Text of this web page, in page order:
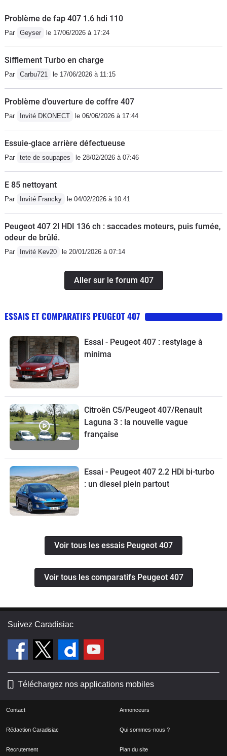
Problème de fap 407 1.6 hdi 110
Par Geyser le 17/06/2026 à 17:24
Sifflement Turbo en charge
Par Carbu721 le 17/06/2026 à 11:15
Problème d'ouverture de coffre 407
Par Invité DKONECT le 06/06/2026 à 17:44
Essuie-glace arrière défectueuse
Par tete de soupapes le 28/02/2026 à 07:46
E 85 nettoyant
Par Invité Francky le 04/02/2026 à 10:41
Peugeot 407 2l HDI 136 ch : saccades moteurs, puis fumée,
odeur de brûlé.
Par Invité Kev20 le 20/01/2026 à 07:14
Aller sur le forum 407
ESSAIS ET COMPARATIFS PEUGEOT 407
Essai - Peugeot 407 : restylage à
minima
Citroën C5/Peugeot 407/Renault
Laguna 3 : la nouvelle vague
française
Essai - Peugeot 407 2.2 HDi bi-turbo
: un diesel plein partout
Voir tous les essais Peugeot 407
Voir tous les comparatifs Peugeot 407
Suivez Caradisiac
Téléchargez nos applications mobiles
Contact Annonceurs
Rédaction Caradisiac Qui sommes-nous ?
Recrutement Plan du site